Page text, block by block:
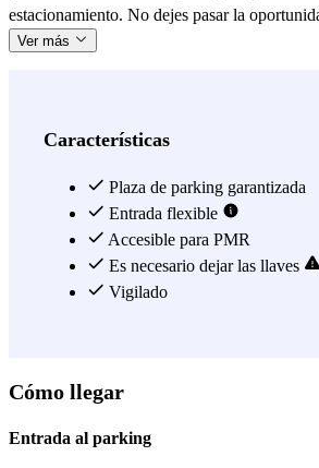
estacionamiento. No dejes pasar la
Ver más
Características
Plaza de parking garantizada
Entrada flexible
Accesible para PMR
Es necesario dejar las llaves
Vigilado
Cómo llegar
Entrada al parking